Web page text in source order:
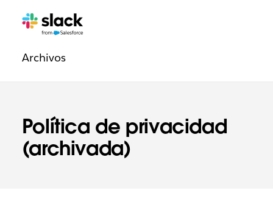
Política de privacidad
(archivada)
Navegación
Legal
Páginas
Archivosadicionales